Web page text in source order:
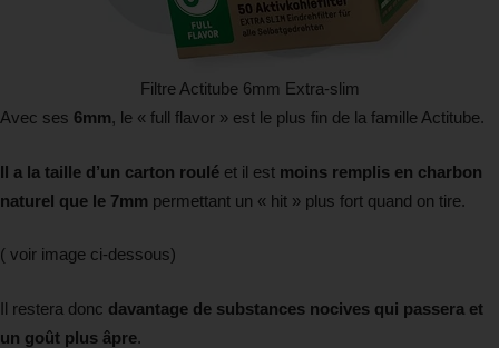
Filtre Actitube 6mm Extra-slim
Avec ses 6mm, le « full flavor » est le plus fin de la famille Actitube.
Il a la taille d’un carton roulé et il est moins remplis en charbon
naturel que le 7mm permettant un « hit » plus fort quand on tire.
( voir image ci-dessous)
Il restera donc davantage de substances nocives qui passera et
un goût plus âpre.